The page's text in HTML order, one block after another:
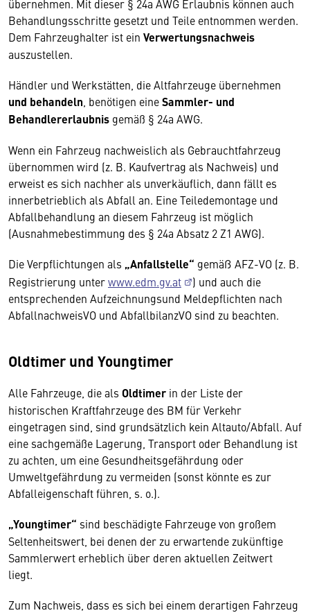
übernehmen. Mit dieser § 24a AWG Erlaubnis können auch
Behandlungsschritte gesetzt und Teile entnommen werden.
Dem Fahrzeughalter ist ein Verwertungsnachweis
auszustellen.
Händler und Werkstätten, die Altfahrzeuge übernehmen
und behandeln , benötigen eineSammler- und
Behandlererlaubnis gemäß § 24a AWG.
Wenn ein Fahrzeug nachweislich als Gebrauchtfahrzeug
übernommen wird (z. B. Kaufvertrag als Nachweis) und
erweist es sich nachher als unverkäuflich, dann fällt es
innerbetrieblich als Abfall an. Eine Teiledemontage und
Abfallbehandlung an diesem Fahrzeug ist möglich
(Ausnahmebestimmung des § 24a Absatz 2 Z1 AWG).
Die Verpflichtungen als „Anfallstelle“ gemäß AFZ-VO (z. B.
Registrierung unterwww.edm.gv.at
) und auch die
entsprechenden Aufzeichnungsund Meldepflichten nach
AbfallnachweisVO und AbfallbilanzVO sind zu beachten.
Oldtimer und Youngtimer
Alle Fahrzeuge, die als Oldtimer in der Liste der
historischen Kraftfahrzeuge des BM für Verkehr
eingetragen sind, sind grundsätzlich kein Altauto/Abfall. Auf
eine sachgemäße Lagerung, Transport oder Behandlung ist
zu achten, um eine Gesundheitsgefährdung oder
Umweltgefährdung zu vermeiden (sonst könnte es zur
Abfalleigenschaft führen, s. o.).
„Youngtimer“ sind beschädigte Fahrzeuge von großem
Seltenheitswert, bei denen der zu erwartende zukünftige
Sammlerwert erheblich über deren aktuellen Zeitwert
liegt.
Zum Nachweis, dass es sich bei einem derartigen Fahrzeug